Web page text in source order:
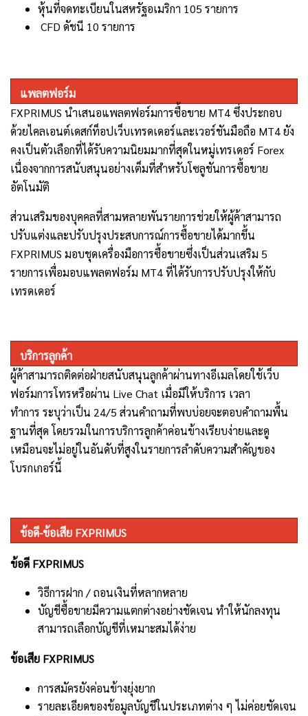
หุ้นที่จดทะเบียนในสหรัฐอเมริกา 105 รายการ
CFD ดัชนี 10 รายการ
แพลตฟอร์ม
FXPRIMUS นำเสนอแพลตฟอร์มการซื้อขาย MT4 ซึ่งประกอบ
ด้วยไคลเอนต์เดสก์ท็อปเว็บเทรดเดอร์และเวอร์ชันมือถือ MT4 ยัง
คงเป็นตัวเลือกที่ได้รับความนิยมมากที่สุดในหมู่เทรเดอร์ Forex
เนื่องจากการสนับสนุนอย่างเต็มที่สำหรับโซลูชันการซื้อขาย
อัตโนมัติ
ส่วนเสริมของบุคคลที่สามหลายพันรายการช่วยให้ผู้ค้าสามารถ
ปรับแต่งและปรับปรุงประสบการณ์การซื้อขายได้มากขึ้น
FXPRIMUS มอบชุดเครื่องมือการซื้อขายซึ่งเป็นส่วนเสริม 5
รายการเพื่อมอบแพลตฟอร์ม MT4 ที่ได้รับการปรับปรุงให้กับ
เทรดเดอร์
บริการลูกค้า
ผู้ค้าสามารถติดต่อฝ่ายสนับสนุนลูกค้าผ่านทางอีเมลโดยใช้เว็บ
ฟอร์มการโทรหรือผ่าน Live Chat เมื่อมีให้บริการ เวลา
ทำการ ระบุว่าเป็น 24/5 ส่วนคำถามที่พบบ่อยจะตอบคำถามพื้น
ฐานที่สุด โดยรวมในการบริการลูกค้าค่อนข้างเรียบง่ายและดู
เหมือนจะไม่อยู่ในอันดับที่สูงในรายการลำดับความสำคัญของ
โบรกเกอร์นี้
ข้อดี-ข้อเสีย FXPRIMUS
ข้อดี FXPRIMUS
วิธีการฝาก / ถอนเงินที่หลากหลาย
บัญชีซื้อขายมีความแตกต่างอย่างชัดเจน ทำให้นักลงทุน
สามารถเลือกบัญชีที่เหมาะสมได้ง่าย
ข้อเสีย FXPRIMUS
การสมัครยังค่อนข้างยุ่งยาก
รายละเอียดของข้อมูลบัญชีในประเภทต่าง ๆ ไม่ค่อยชัดเจน